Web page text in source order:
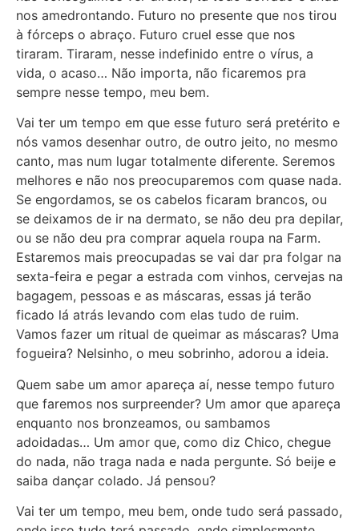
nos amedrontando. Futuro no presente que nos tirou
à fórceps o abraço. Futuro cruel esse que nos
tiraram. Tiraram, nesse indefinido entre o vírus, a
vida, o acaso… Não importa, não ficaremos pra
sempre nesse tempo, meu bem.
Vai ter um tempo em que esse futuro será pretérito e
nós vamos desenhar outro, de outro jeito, no mesmo
canto, mas num lugar totalmente diferente. Seremos
melhores e não nos preocuparemos com quase nada.
Se engordamos, se os cabelos ficaram brancos, ou
se deixamos de ir na dermato, se não deu pra depilar,
ou se não deu pra comprar aquela roupa na Farm.
Estaremos mais preocupadas se vai dar pra folgar na
sexta-feira e pegar a estrada com vinhos, cervejas na
bagagem, pessoas e as máscaras, essas já terão
ficado lá atrás levando com elas tudo de ruim.
Vamos fazer um ritual de queimar as máscaras? Uma
fogueira? Nelsinho, o meu sobrinho, adorou a ideia.
Quem sabe um amor apareça aí, nesse tempo futuro
que faremos nos surpreender? Um amor que apareça
enquanto nos bronzeamos, ou sambamos
adoidadas… Um amor que, como diz Chico, chegue
do nada, não traga nada e nada pergunte. Só beije e
saiba dançar colado. Já pensou?
Vai ter um tempo, meu bem, onde tudo será passado,